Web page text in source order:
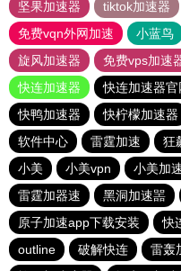
坚果加速器
tiktok加速器
免费vqn外网加速
小蓝鸟
旋风加速器
免费vps加速
快连加速器
快连加速器官
快鸭加速器
快柠檬加速器
软件中心
雷霆加速 狂
小美
小美vpn 小美加
雷霆加器速
黑洞加速噐
原子加速app下载安装
快
outline
破解快连 雷轰